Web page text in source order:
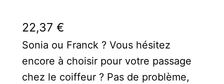
22,37 €
Sonia ou Franck ? Vous hésitez
encore à choisir pour votre passage
chez le coiffeur ? Pas de problème,